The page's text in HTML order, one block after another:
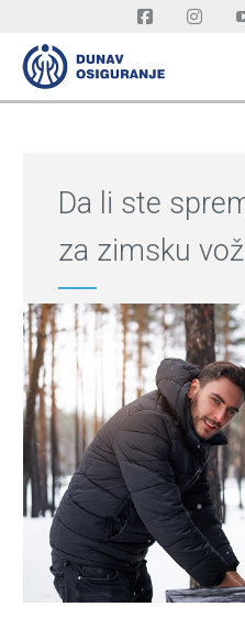
Da li ste
za zimsku